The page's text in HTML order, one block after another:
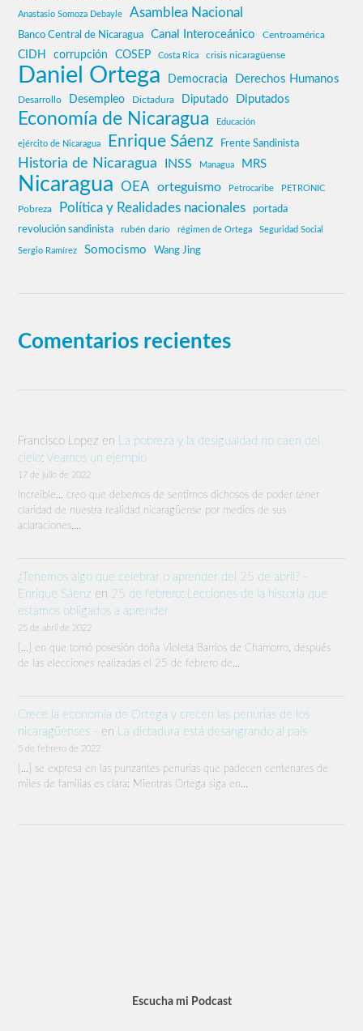
Anastasio Somoza Debayle Asamblea Nacional
Banco Central de Nicaragua Canal Interoceánico Centroamérica
CIDH corrupción COSEP Costa Rica crisis nicaragüense
Daniel Ortega Democracia Derechos Humanos
Desarrollo Desempleo Dictadura Diputado Diputados
Economía de Nicaragua Educación
ejército de Nicaragua Enrique Sáenz Frente Sandinista
Historia de Nicaragua INSS Managua MRS
Nicaragua OEA orteguismo Petrocaribe PETRONIC
Pobreza Política y Realidades nacionales portada
revolución sandinista rubén darío régimen de Ortega Seguridad Social
Sergio Ramírez Somocismo Wang Jing
Comentarios recientes
Francisco Lopez en La pobreza y la desigualdad no caen del
cielo: Veamos un ejemplo
17 de julio de 2022
Increíble… creo que debemos de sentirnos dichosos de poder tener
claridad de nuestra realidad nicaragüense por medios de sus
aclaraciones,…
¿Tenemos algo que celebrar o aprender del 25 de abril? -
Enrique Sáenz en 25 de febrero: Lecciones de la historia que
estamos obligados a aprender
25 de abril de 2022
[…] en que tomó posesión doña Violeta Barrios de Chamorro, después
de las elecciones realizadas el 25 de febrero de…
Crece la economía de Ortega y crecen las penurias de los
nicaragüenses - en La dictadura está desangrando al país
5 de febrero de 2022
[…] se expresa en las punzantes penurias que padecen centenares de
miles de familias es clara: Mientras Ortega siga en…
Escucha mi Podcast